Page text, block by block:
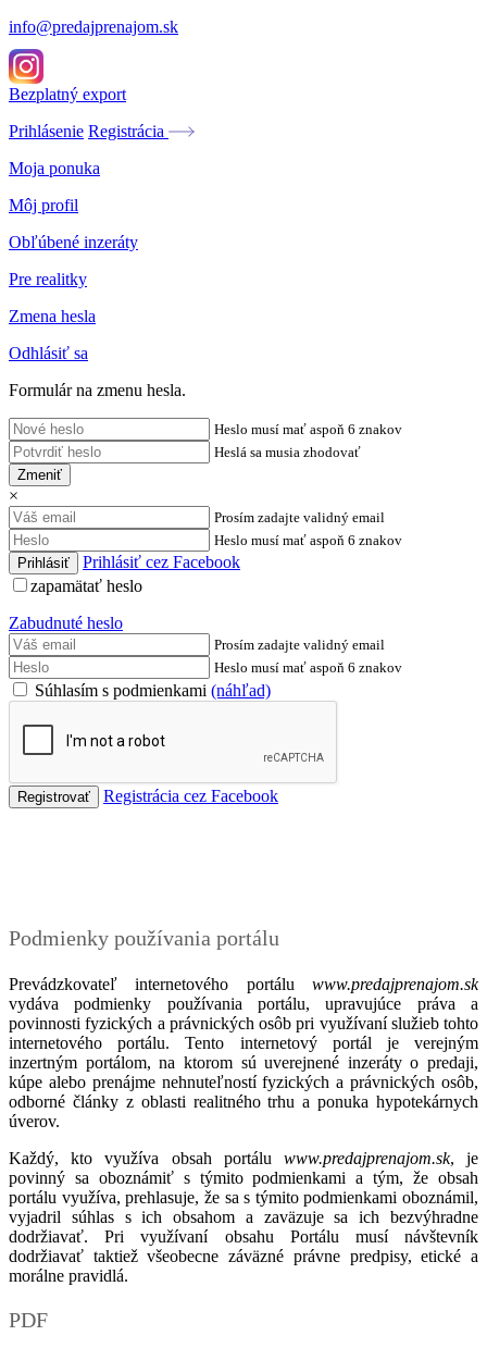
info@predajprenajom.sk
Bezplatný export
Prihlásenie Registrácia
Moja ponuka
Môj profil
Obľúbené inzeráty
Pre realitky
Zmena hesla
Odhlásiť sa
Formulár na zmenu hesla.
Heslo musí mať aspoň 6 znakov
Heslá sa musia zhodovať
Zmeniť
×
Prosím zadajte validný email
Heslo musí mať aspoň 6 znakov
Prihlásiť cez Facebook
zapamätať heslo
Zabudnuté heslo
Prosím zadajte validný email
Heslo musí mať aspoň 6 znakov
Súhlasím s podmienkami (náhľad)
Registrácia cez Facebook
Podmienky používania portálu
Prevádzkovateľ internetového portálu www.predajprenajom.sk
vydáva podmienky používania portálu, upravujúce práva a
povinnosti fyzických a právnických osôb pri využívaní služieb tohto
internetového portálu. Tento internetový portál je verejným
inzertným portálom, na ktorom sú uverejnené inzeráty o predaji,
kúpe alebo prenájme nehnuteľností fyzických a právnických osôb,
odborné články z oblasti realitného trhu a ponuka hypotekárnych
úverov.
Každý, kto využíva obsah portálu www.predajprenajom.sk, je
povinný sa oboznámiť s týmito podmienkami a tým, že obsah
portálu využíva, prehlasuje, že sa s týmito podmienkami oboznámil,
vyjadril súhlas s ich obsahom a zaväzuje sa ich bezvýhradne
dodržiavať. Pri využívaní obsahu Portálu musí návštevník
dodržiavať taktiež všeobecne záväzné právne predpisy, etické a
morálne pravidlá.
PDF